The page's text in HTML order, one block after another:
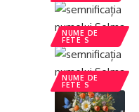
NUME DE
FETE S
NUME DE
FETE S